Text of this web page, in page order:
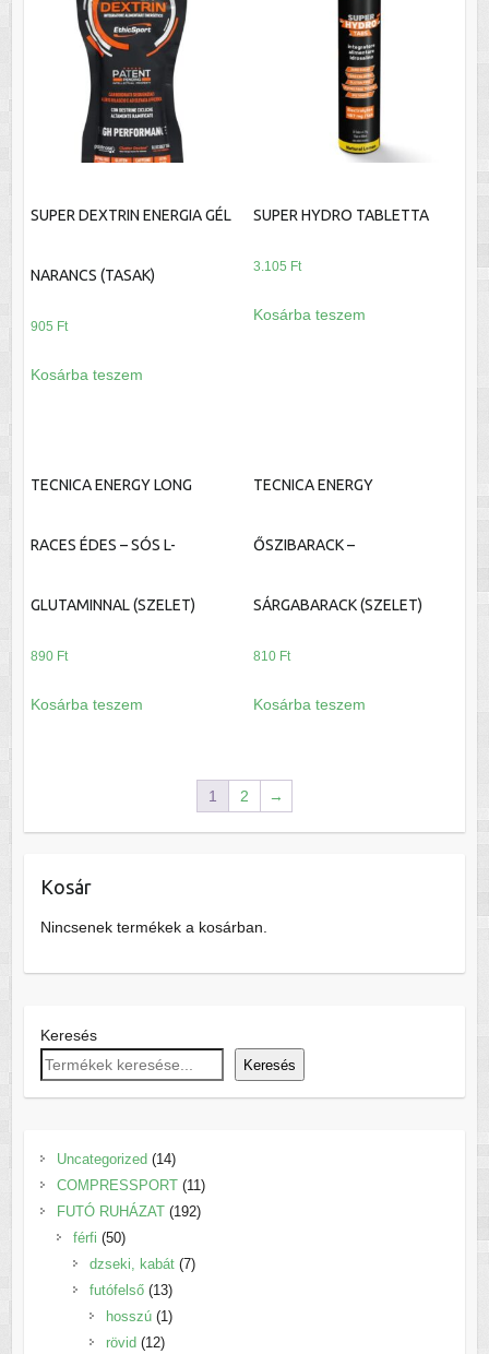
SUPER DEXTRIN ENERGIA GÉL
NARANCS (TASAK)
905 Ft
Kosárba teszem
SUPER HYDRO TABLETTA
3.105 Ft
Kosárba teszem
TECNICA ENERGY LONG
RACES ÉDES – SÓS L-
GLUTAMINNAL (SZELET)
890 Ft
Kosárba teszem
TECNICA ENERGY
ŐSZIBARACK –
SÁRGABARACK (SZELET)
810 Ft
Kosárba teszem
1 2 →
Kosár
Nincsenek termékek a kosárban.
Keresés
Keresés
Uncategorized 1414
termék
COMPRESSPORT 1111
termék
FUTÓ RUHÁZAT 192192
férfi 5050
termék
dzseki, kabát 77
futófelső 1313
termék
hosszú 11
rövid 1212